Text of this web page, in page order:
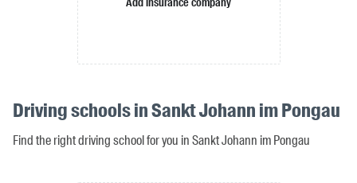
Driving schools in Sankt Johann im Pongau
Find the right driving school for you in Sankt Johann im Pongau